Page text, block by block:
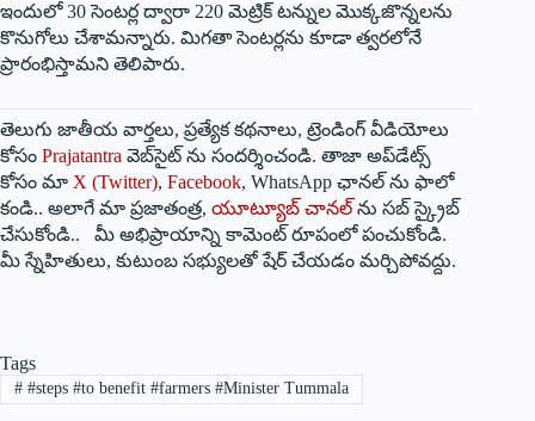
ఇందులో 30 సెంటర్ల ద్వారా 220 మెట్రిక్ టన్నుల మొక్కజొన్నలను
కొనుగోలు చేశామ‌న్నారు. మిగతా సెంటర్లను కూడా త్వరలోనే
ప్రారంభిస్తామని తెలిపారు.
తెలుగు జాతీయ వార్తలు, ప్రత్యేక కథనాలు, ట్రెండింగ్ వీడియోలు
కోసం Prajatantra వెబ్‌సైట్ ను సందర్శించండి. తాజా అప్‌డేట్స్
కోసం మా X (Twitter), Facebook, WhatsApp ఛానల్ ను ఫాలో
కండి.. అలాగే మా ప్రజాతంత్ర, యూట్యూబ్ చానల్ ను సబ్ స్క్రైబ్
చేసుకోండి.. మీ అభిప్రాయాన్ని కామెంట్ రూపంలో పంచుకోండి.
మీ స్నేహితులు, కుటుంబ సభ్యులతో షేర్ చేయడం మర్చిపోవద్దు.
Tags
##steps #to benefit #farmers #Minister Tummala